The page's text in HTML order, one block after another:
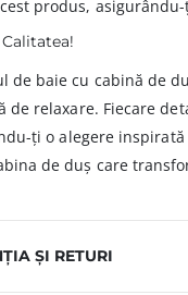
produs,
de baie cu cabină de
de relaxare. Fiecare
ți o alegere
de duș care
ȘI RETURI